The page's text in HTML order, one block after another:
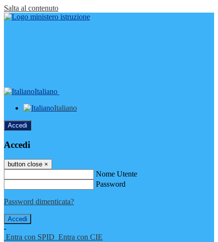
Salta al contenuto
Italiano
Italiano
Accedi
Accedi
button close ×
Nome Utente
Password
Password dimenticata?
-
Entra con SPID Entra con CIE